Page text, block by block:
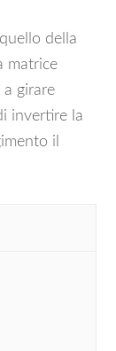
della
matrice
girare
invertire la
il